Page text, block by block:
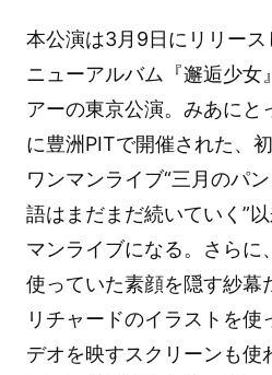
本公演は3月9日にリリー
ニューアルバム『邂逅少女
アーの東京公演。みあにと
に豊洲PITで開催された、
ワンマンライブ“三月のパ
語はまだまだ続いていく”
マンライブになる。さらに
使っていた素顔を隠す紗幕
リチャードのイラストを
デオを映すスクリーンも使